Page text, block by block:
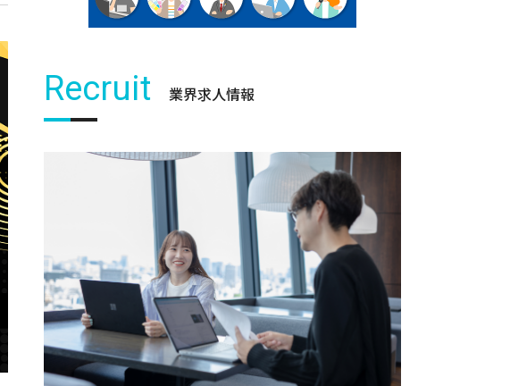
Recruit 業界求人情報